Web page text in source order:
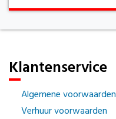
Klantenservice
Algemene voorwaarden
Verhuur voorwaarden